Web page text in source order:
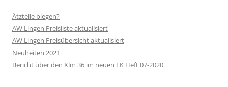
Ätzteile biegen?
AW Lingen Preisliste aktualisiert
AW Lingen Preisübersicht aktualisiert
Neuheiten 2021
Bericht über den Xlm 36 im neuen EK Heft 07-2020